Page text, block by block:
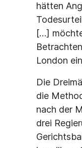
hätten
[…]
London
Die
die
nach der
drei